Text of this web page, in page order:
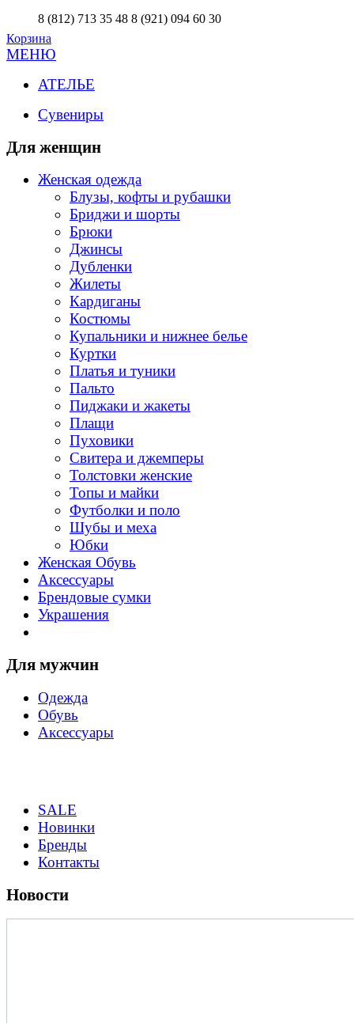
8 (812) 713 35 48 8 (921) 094 60 30
Корзина
МЕНЮ
АТЕЛЬЕ
Сувениры
Для женщин
Женская одежда
Блузы, кофты и рубашки
Бриджи и шорты
Брюки
Джинсы
Дубленки
Жилеты
Кардиганы
Костюмы
Купальники и нижнее белье
Куртки
Платья и туники
Пальто
Пиджаки и жакеты
Плащи
Пуховики
Свитера и джемперы
Толстовки женские
Топы и майки
Футболки и поло
Шубы и меха
Юбки
Женская Обувь
Аксессуары
Брендовые сумки
Украшения
Для мужчин
Одежда
Обувь
Аксессуары
SALE
Новинки
Бренды
Контакты
Новости